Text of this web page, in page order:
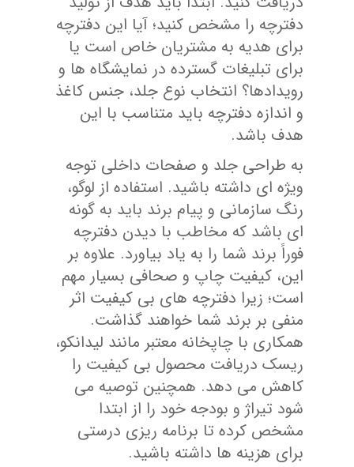
دفترچه را مشخص کنید؛ آیا این دفترچه
برای هدیه به مشتریان خاص است یا
برای تبلیغات گسترده در نمایشگاه ها و
رویدادها؟ انتخاب نوع جلد، جنس کاغذ
و اندازه دفترچه باید متناسب با این
هدف باشد.
به طراحی جلد و صفحات داخلی توجه
ویژه ای داشته باشید. استفاده از لوگو،
رنگ سازمانی و پیام برند باید به گونه
ای باشد که مخاطب با دیدن دفترچه
فوراً برند شما را به یاد بیاورد. علاوه بر
این، کیفیت چاپ و صحافی بسیار مهم
است؛ زیرا دفترچه های بی کیفیت اثر
منفی بر برند شما خواهند گذاشت.
همکاری با چاپخانه معتبر مانند لیدانکو،
ریسک دریافت محصول بی کیفیت را
کاهش می دهد. همچنین توصیه می
شود تیراژ و بودجه خود را از ابتدا
مشخص کرده تا برنامه ریزی درستی
برای هزینه ها داشته باشید.